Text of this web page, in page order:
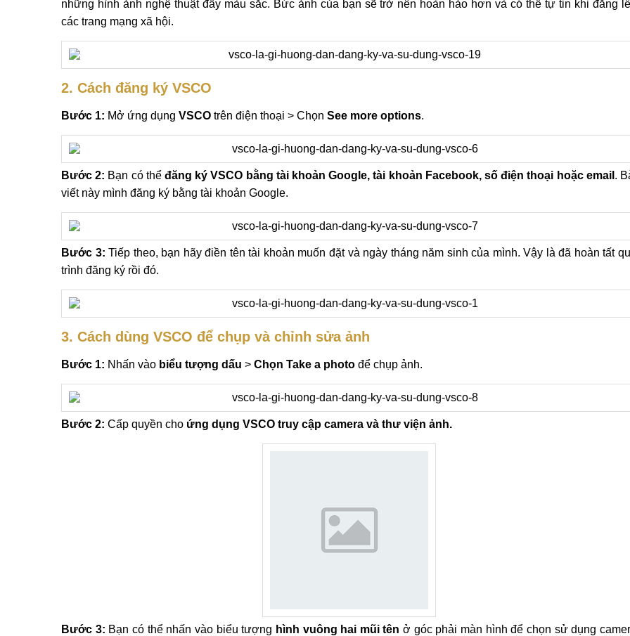
những hình ảnh nghệ thuật đầy màu sắc. Bức ảnh của bạn sẽ trở nên hoàn hảo hơn và có thể tự tin khi đăng
các trang mạng xã hội.
2. Cách đăng ký VSCO
Bước 1: Mở ứng dụng VSCO trên điện thoại > Chọn See more options.
Bước 2: Bạn có thểđăng ký VSCO bằng tài khoản Google, tài khoản Facebook, số điện thoại hoặc email .
viết này mình đăng ký bằng tài khoản Google.
Bước 3: Tiếp theo, bạn hãy điền tên tài khoản muốn đặt và ngày tháng năm sinh của mình. Vậy là đã hoàn tất
trình đăng ký rồi đó.
3. Cách dùng VSCO để chụp và chỉnh sửa ảnh
Bước 1: Nhấn vào biểu tượng dấu > Chọn Take a photo để chụp ảnh.
Bước 2: Cấp quyền cho ứng dụng VSCO truy cập camera và thư viện ảnh.
Bước 3: Bạn có thể nhấn vào biểu tượng hình vuông hai mũi tên ở góc phải màn hình để chọn sử dụng